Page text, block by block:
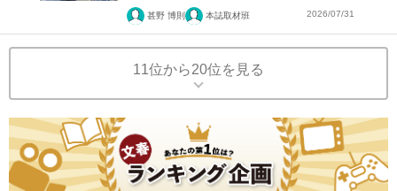
甚野 博則 本誌取材班 2026/07/31
11位から20位を見る